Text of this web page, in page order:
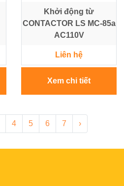
Khởi động từ
CONTACTOR LS MC-85a
AC110V
Liên hệ
Xem chi tiết
4 5 6 7 ›